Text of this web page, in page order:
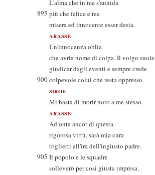
L'alma che in me s'annida
895 più che felice e rea
misera ed innocente esser desia.
ARASSE
Un'innocenza oblia
che avria nome di colpa. Il volgo suole
giudicar dagli eventi e sempre crede
900colpevole colui che resta oppresso.
SIROE
Mi basta di morir noto a me stesso.
ARASSE
Ad onta ancor di questa
rigorosa virtù, sarà mia cura
toglierti all'ira dell'ingiusto padre.
905 Il popolo e le squadre
solleverò per così giusta impresa.